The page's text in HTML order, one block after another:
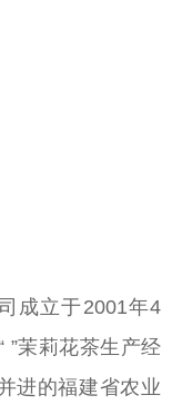
立于2001年4
”茉莉花茶生产经
进的福建省农业